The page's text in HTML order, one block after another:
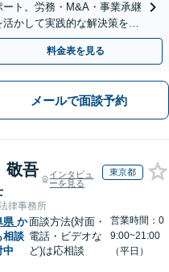
ト。労務・M&A・事業承継
かして実践的な解決策をご
さい。
料金表を見る
メールで面談予約
敬吾
インタビュ
ーを見る
東京都
律事務所
県 か
相談
中
面談方法(対面・
電話・ビデオな
ど)は応相談
営業時間：0
9:00~21:00
（平日）